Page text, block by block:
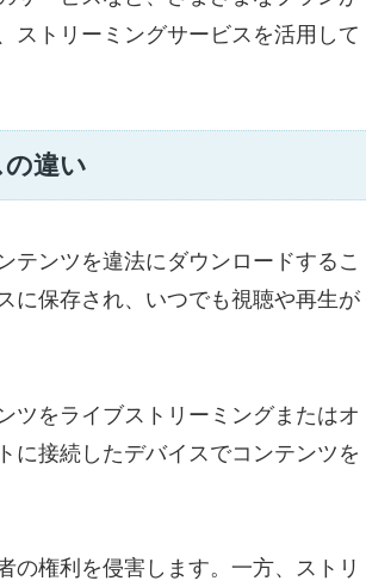
ストリーミングサービスを活用して
違い
テンツを違法にダウンロードするこ
に保存され、いつでも視聴や再生が
ツをライブストリーミングまたはオ
に接続したデバイスでコンテンツを
の権利を侵害します。一方、ストリ